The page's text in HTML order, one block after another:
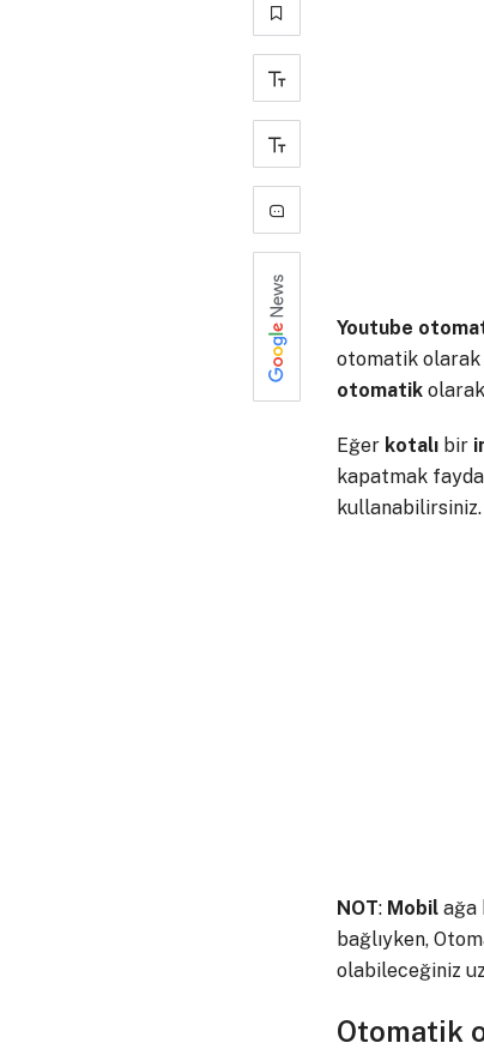
+
-
0
Youtube
otomatik olarak
otomatikolarak
Eğer kotalıbir
kapatmak
kullanabilirsiniz.
NOT: Mobilağa
bağlıyken,
olabileceğiniz
Otomatik